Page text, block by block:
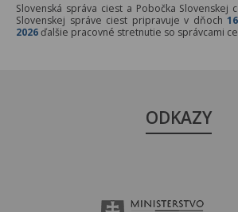
Slovenská správa ciest a Pobočka Slovenskej
Slovenskej správe ciest pripravuje v dňoch
2026ďalšie pracovné stretnutie so správcami
ODKAZY